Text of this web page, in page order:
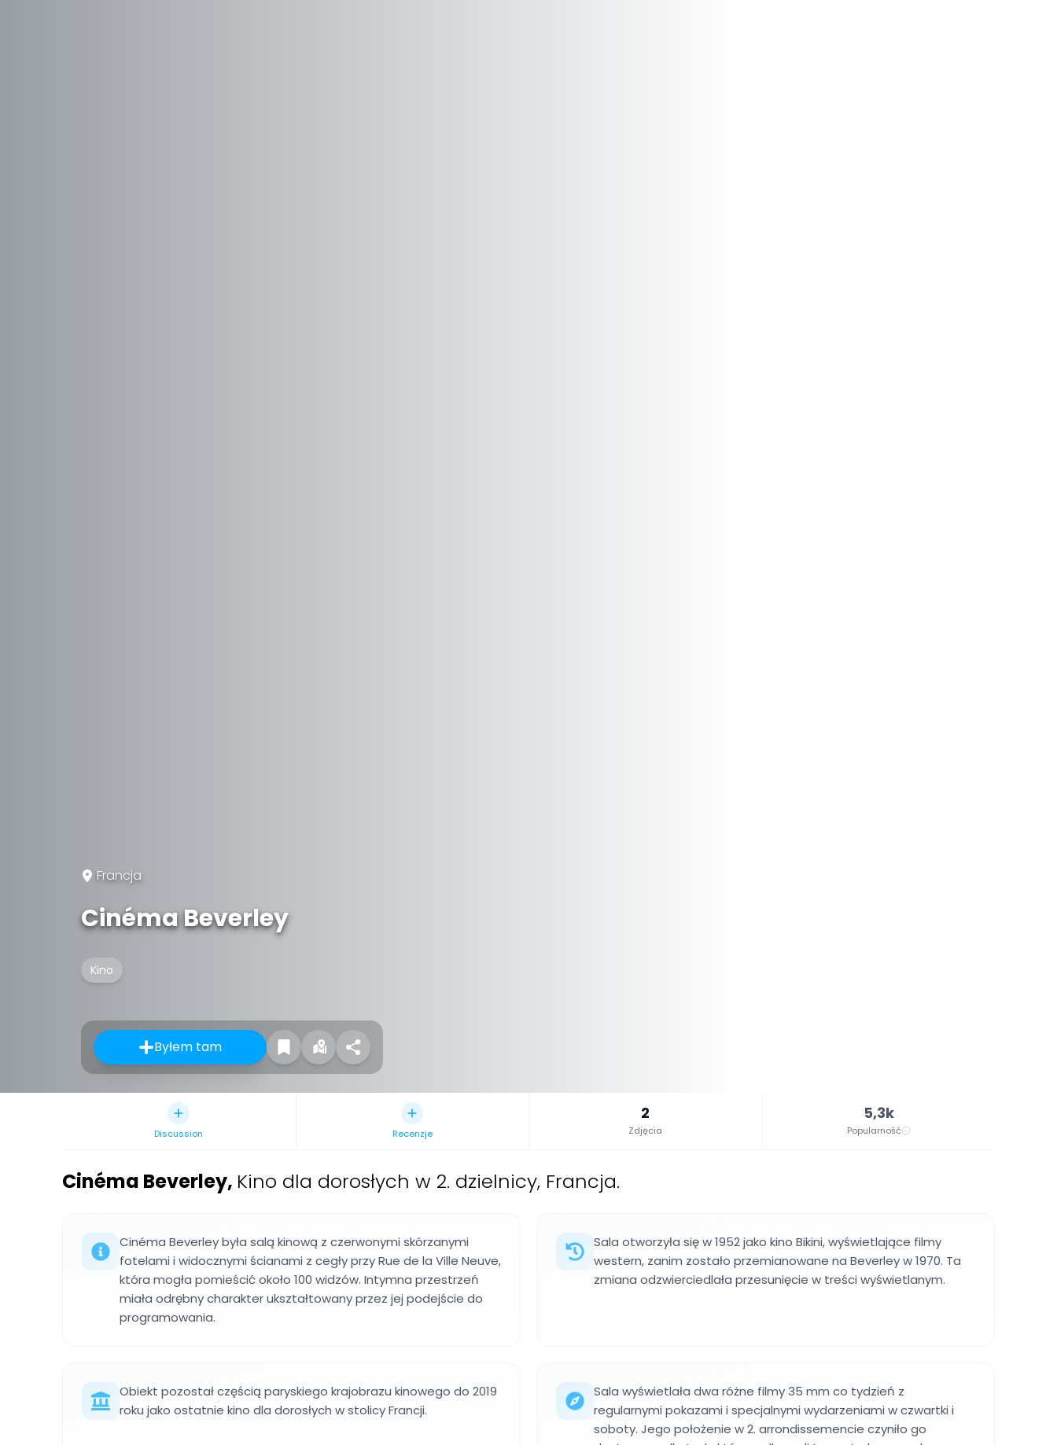
Francja
Cinéma Beverley
Kino
Byłem tam
Discussion Recenzje
2
Zdjęcia
5,3k
Popularność
Cinéma Beverley, Kino dla dorosłych w 2. dzielnicy, Francja.
Cinéma Beverley była salą kinową z czerwonymi skórzanymi
fotelami i widocznymi ścianami z cegły przy Rue de la Ville Neuve,
która mogła pomieścić około 100 widzów. Intymna przestrzeń
miała odrębny charakter ukształtowany przez jej podejście do
programowania.
Sala otworzyła się w 1952 jako kino Bikini, wyświetlające filmy
western, zanim zostało przemianowane na Beverley w 1970. Ta
zmiana odzwierciedlała przesunięcie w treści wyświetlanym.
Obiekt pozostał częścią paryskiego krajobrazu kinowego do 2019
roku jako ostatnie kino dla dorosłych w stolicy Francji.
Sala wyświetlała dwa różne filmy 35 mm co tydzień z
regularnymi pokazami i specjalnymi wydarzeniami w czwartki i
soboty. Jego położenie w 2. arrondissemencie czyniło go